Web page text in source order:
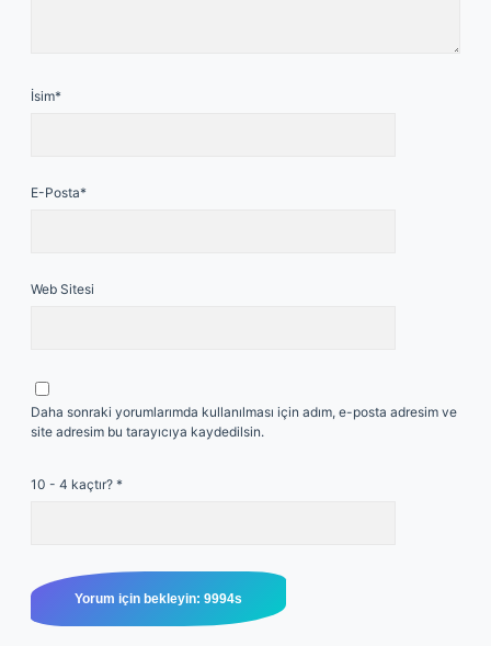
İsim*
E-Posta*
Web Sitesi
Daha sonraki yorumlarımda kullanılması için adım, e-posta adresim ve
site adresim bu tarayıcıya kaydedilsin.
10 - 4 kaçtır? *